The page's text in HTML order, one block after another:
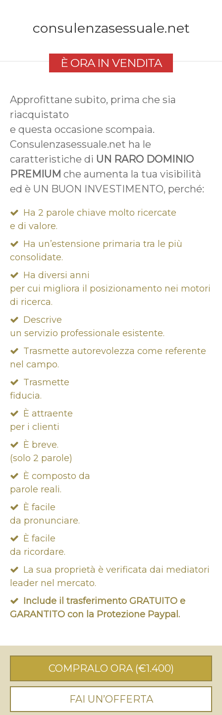
consulenzasessuale.net
È ORA IN VENDITA
Approfittane subito, prima che sia
riacquistato
e questa occasione scompaia.
Consulenzasessuale.net ha le
caratteristiche di UN RARO DOMINIO
PREMIUM che aumenta la tua visibilità
ed è UN BUON INVESTIMENTO, perché:
Ha 2 parole chiave molto ricercate
e di valore.
Ha un’estensione primaria tra le più
consolidate.
Ha diversi anni
per cui migliora il posizionamento nei motori
di ricerca.
Descrive
un servizio professionale esistente.
Trasmette autorevolezza come referente
nel campo.
Trasmette
fiducia.
È attraente
per i clienti
È breve.
(solo 2 parole)
È composto da
parole reali.
È facile
da pronunciare.
È facile
da ricordare.
La sua proprietà è verificata dai mediatori
leader nel mercato.
Include il trasferimento GRATUITO e
GARANTITO con la Protezione Paypal.
COMPRALO ORA (€1.400)
FAI UN’OFFERTA